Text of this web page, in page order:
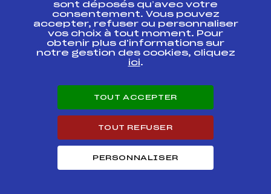
Antidopage
Pôle Développement, Formation, Suivi
Scientifique
Listes ministérielles
Pôle vie de l’athlète
Enseignement professionnel
Carrières
sont déposés qu’avec votre
consentement. Vous pouvez
accepter, refuser ou personnaliser
vos choix à tout moment. Pour
obtenir plus d'informations sur
notre gestion des cookies, cliquez
ici.
TOUT ACCEPTER
TOUT REFUSER
PERSONNALISER